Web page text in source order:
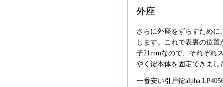
外座
さらに外座をずらすため
します。これで表裏の位
子21mmなので、それぞれ
やく錠本体を固定できまし
一番安い引戸錠alpha